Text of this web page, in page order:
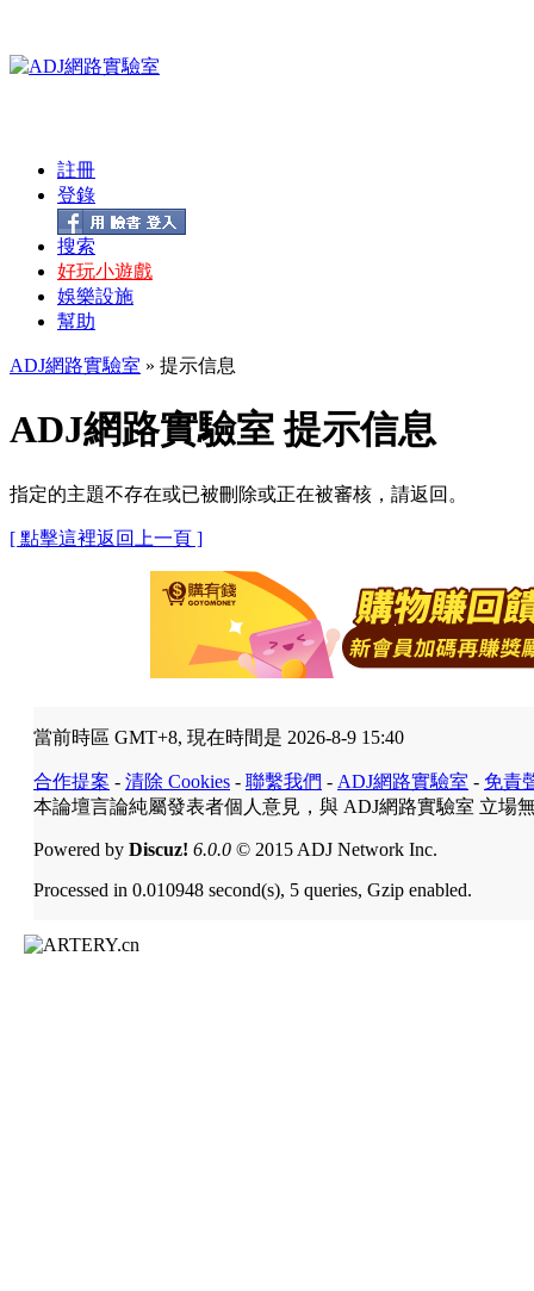
註冊
登錄
搜索
好玩小遊戲
娛樂設施
幫助
ADJ網路實驗室 » 提示信息
ADJ網路實驗室 提示信息
指定的主題不存在或已被刪除或正在被審核，請返回。
[ 點擊這裡返回上一頁 ]
當前時區 GMT+8, 現在時間是 2026-8-9 15:40
合作提案 - 清除 Cookies - 聯繫我們 - ADJ網路實驗室 - 免責
本論壇言論純屬發表者個人意見，與 ADJ網路實驗室 立場
Powered by Discuz! 6.0.0 © 2015 ADJ Network Inc.
Processed in 0.010948 second(s), 5 queries, Gzip enabled.